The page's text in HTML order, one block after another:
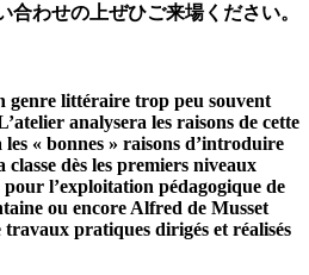
合わせの上ぜひご来場ください。
genre littéraire trop peu souvent
analysera les raisons de cette
« bonnes » raisons d’introduire
classe dès les premiers niveaux
pour l’exploitation pédagogique de
ou encore Alfred de Musset
travaux pratiques dirigés et réalisés